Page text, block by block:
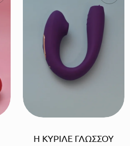
ΠΡΟΣΘΗΚΗ
Η ΚΥΡΙΛΕ ΓΛΩΣΣΟΥ